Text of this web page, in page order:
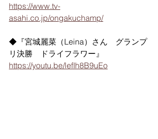
https://www.tv-
asahi.co.jp/ongakuchamp/
◆『宮城麗菜（Leina）さん　グランプ
リ決勝　ドライフラワー』
https://youtu.be/lefIh8B9uEo